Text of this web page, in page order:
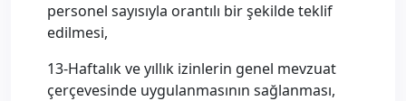
personel sayısıyla orantılı bir şekilde teklif
edilmesi,
13-Haftalık ve yıllık izinlerin genel mevzuat
çerçevesinde uygulanmasının sağlanması,